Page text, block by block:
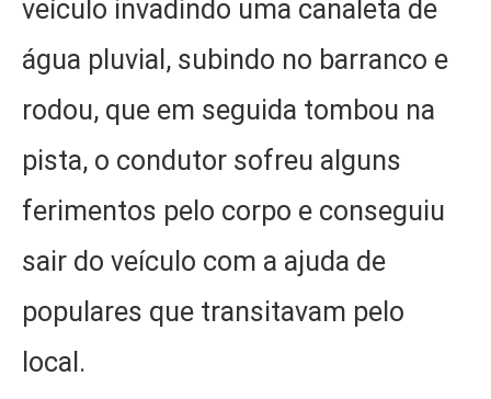
veículo invadindo uma canaleta de
água pluvial, subindo no barranco e
rodou, que em seguida tombou na
pista, o condutor sofreu alguns
ferimentos pelo corpo e conseguiu
sair do veículo com a ajuda de
populares que transitavam pelo
local.